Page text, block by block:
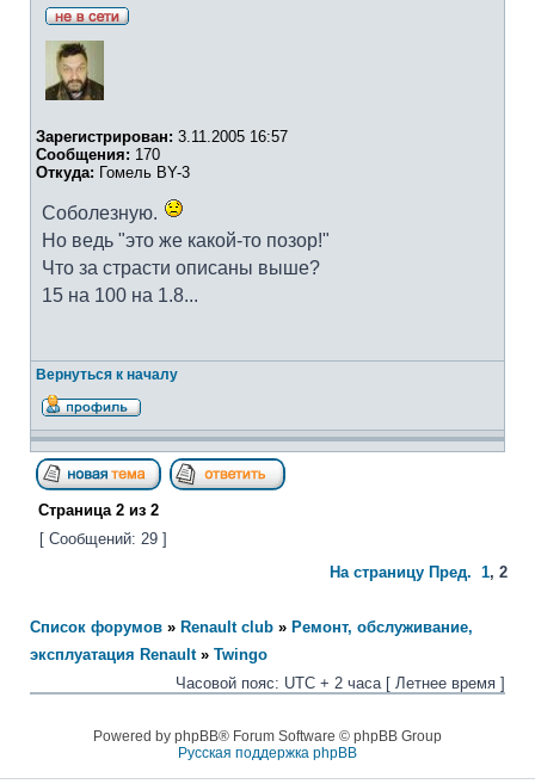
Зарегистрирован: 3.11.2005 16:57
Сообщения: 170
Откуда: Гомель BY-3
Соболезную.
Но ведь "это же какой-то позор!"
Что за страсти описаны выше?
15 на 100 на 1.8...
Вернуться к началу
Страница 2 из 2
[ Сообщений: 29 ]
На страницу Пред. 1, 2
Список форумов » Renault club » Ремонт, обслуживание,
эксплуатация Renault» Twingo
Часовой пояс: UTC + 2 часа [ Летнее время ]
Powered by phpBB® Forum Software © phpBB Group
Русская поддержка phpBB